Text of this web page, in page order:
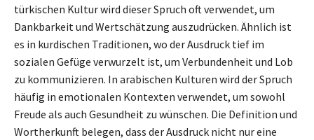
türkischen Kultur wird dieser Spruch oft verwendet, um
Dankbarkeit und Wertschätzung auszudrücken. Ähnlich ist
es in kurdischen Traditionen, wo der Ausdruck tief im
sozialen Gefüge verwurzelt ist, um Verbundenheit und Lob
zu kommunizieren. In arabischen Kulturen wird der Spruch
häufig in emotionalen Kontexten verwendet, um sowohl
Freude als auch Gesundheit zu wünschen. Die Definition und
Wortherkunft belegen, dass der Ausdruck nicht nur eine